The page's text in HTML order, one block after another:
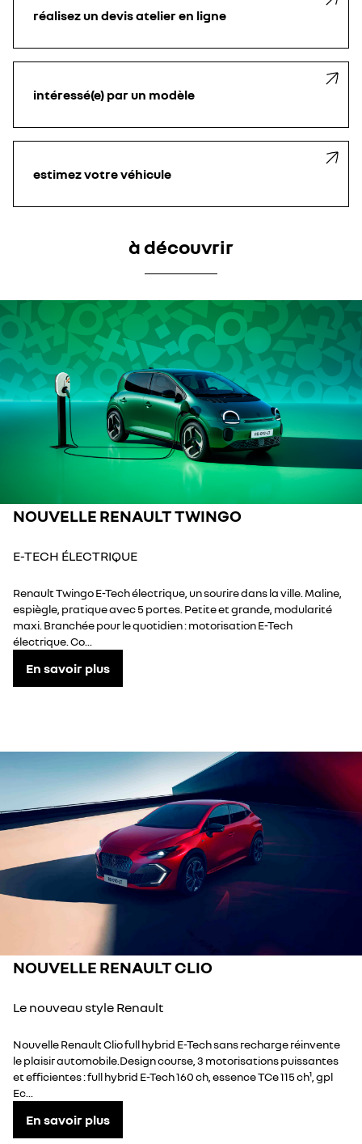
réalisez un devis atelier en ligne
intéressé(e) par un modèle
estimez votre véhicule
à découvrir
NOUVELLE RENAULT TWINGO
E-TECH ÉLECTRIQUE
Renault Twingo E-Tech électrique, un sourire dans la ville. Maline,
espiègle, pratique avec 5 portes. Petite et grande, modularité
maxi. Branchée pour le quotidien : motorisation E-Tech
électrique. Co...
En savoir plus
NOUVELLE RENAULT CLIO
Le nouveau style Renault
Nouvelle Renault Clio full hybrid E-Tech sans recharge réinvente
le plaisir automobile.Design course, 3 motorisations puissantes
et efficientes : full hybrid E-Tech 160 ch, essence TCe 115 ch¹, gpl
Ec...
En savoir plus